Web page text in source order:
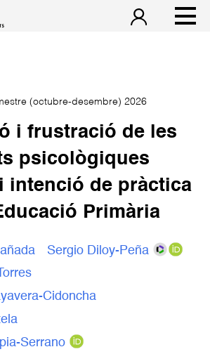
(octubre-desembre) 2026
i frustració de les
psicològiques
intenció de pràctica
Primària
Sergio Diloy-Peña
Cidoncha
Serrano